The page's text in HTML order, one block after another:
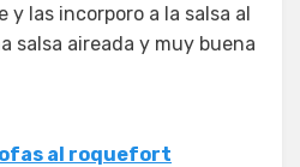
y las incorporo a la salsa al
salsa aireada y muy buena
al roquefort